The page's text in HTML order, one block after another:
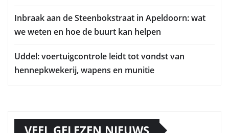
Inbraak aan de Steenbokstraat in Apeldoorn: wat
we weten en hoe de buurt kan helpen
Uddel: voertuigcontrole leidt tot vondst van
hennepkwekerij, wapens en munitie